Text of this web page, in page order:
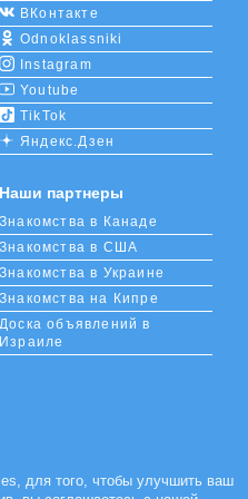
ВКонтакте
Odnoklassniki
Instagram
Youtube
TikTok
Яндекс.Дзен
Наши партнеры
Знакомства в Канаде
Знакомства в США
Знакомства в Украине
Знакомства на Кипре
Доска объявлений в
Израиле
для того, чтобы улучшить ваш